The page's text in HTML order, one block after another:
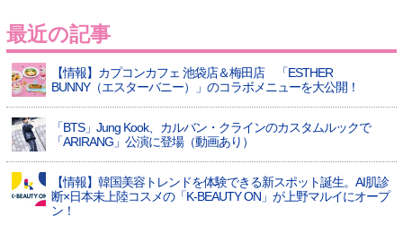
最近の記事
【情報】カプコンカフェ 池袋店＆梅田店 「ESTHER
BUNNY（エスターバニー）」のコラボメニューを大公開！
「BTS」Jung Kook、カルバン・クラインのカスタムルックで
「ARIRANG」公演に登場（動画あり）
【情報】韓国美容トレンドを体験できる新スポット誕生。AI肌診
断×日本未上陸コスメの「K-BEAUTY ON」が上野マルイにオープ
ン！